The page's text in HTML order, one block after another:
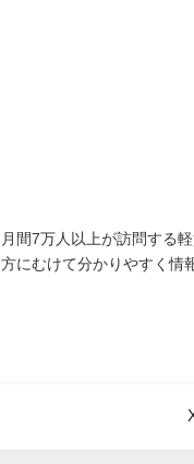
月間7万人以上が訪問する
方にむけて分かりやすく情